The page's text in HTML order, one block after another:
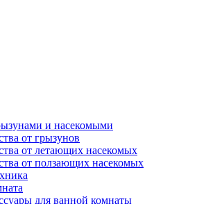
и насекомыми
от грызунов
от летающих насекомых
от ползающих насекомых
для ванной комнаты